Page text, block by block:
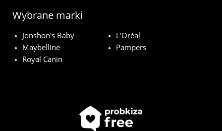
Wybrane marki
Jonshon's Baby
L’Oréal
Maybelline
Pampers
Royal Canin